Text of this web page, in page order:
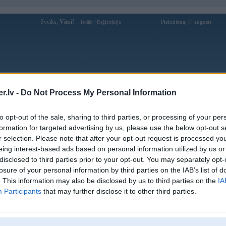
- Do Not Process My Personal Information
opt-out of the sale, sharing to third parties, or processing of your
for targeted advertising by us, please use the below opt-out
selection. Please note that after your opt-out request is processed
interest-based ads based on personal information utilized by us
to third parties prior to your opt-out. You may separately
of your personal information by third parties on the IAB’s list of
This information may also be disclosed by us to third parties on the
Participants that may further disclose it to other third parties.
Sveiks, Viesi! Ienākt Reģistrācija Piektdiena, 7. augusts
Forums Galerijas Reģistrācija Lietotāji
Lietotāja DisCumple profils
Pēdējo reizi manīts: 15. Feb 2026, 11:57
Lietotājvārds:
DisCumple
Ziņojumi forumā:
431
[Pēdējie ziņojumi forumā]